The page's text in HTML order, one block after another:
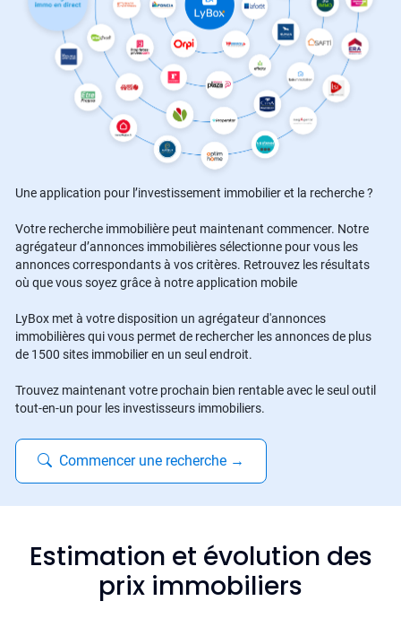
Une application pour l’investissement immobilier et la recherche ?
Votre recherche immobilière peut maintenant commencer. Notre
agrégateur d’annonces immobilières sélectionne pour vous les
annonces correspondants à vos critères. Retrouvez les résultats
où que vous soyez grâce à notre application mobile
LyBox met à votre disposition un agrégateur d'annonces
immobilières qui vous permet de rechercher les annonces de plus
de 1500 sites immobilier en un seul endroit.
Trouvez maintenant votre prochain bien rentable avec le seul outil
tout-en-un pour les investisseurs immobiliers.
Commencer une recherche →
Estimation et évolution des
prix immobiliers